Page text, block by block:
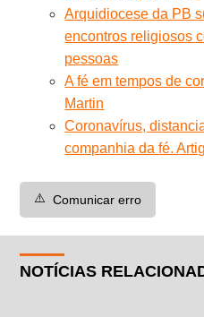
Arquidiocese da PB
encontros religiosos
pessoas
A fé em tempos de
Martin
Coronavírus,
companhia da fé.
⚠️ Comunicar erro
NOTÍCIAS